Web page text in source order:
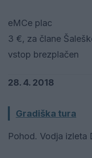
eMCe plac
3 €, za člane
vstop brezplačen
28. 4. 2018
Gradiška tura
Pohod. Vodja izleta